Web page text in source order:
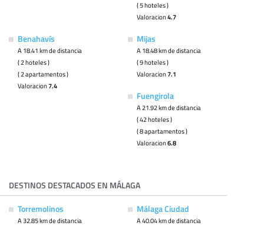
( 5 hoteles )
Valoracion4.7
Benahavís
A 18.41 km de distancia
( 2 hoteles )
( 2 apartamentos )
Valoracion7.4
Mijas
A 18.48 km de distancia
( 9 hoteles )
Valoracion7.1
Fuengirola
A 21.92 km de distancia
( 42 hoteles )
( 8 apartamentos )
Valoracion6.8
DESTINOS DESTACADOS EN MÁLAGA
Torremolinos
A 32.85 km de distancia
Málaga Ciudad
A 40.04 km de distancia